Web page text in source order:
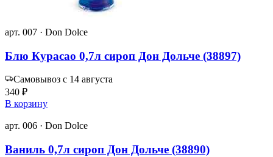
арт. 007 · Don Dolce
Блю Курасао 0,7л сироп Дон Дольче (38897)
Самовывоз с 14 августа
340 ₽
В корзину
арт. 006 · Don Dolce
Ваниль 0,7л сироп Дон Дольче (38890)